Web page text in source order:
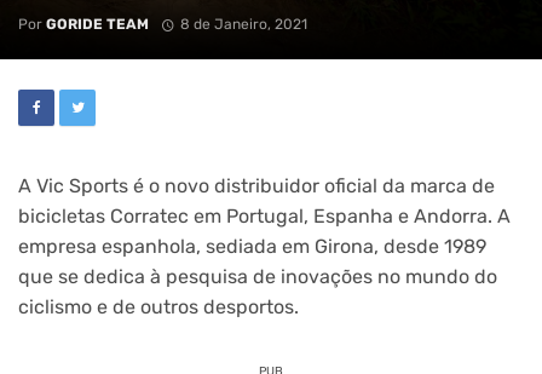
Por GORIDE TEAM 8 de Janeiro, 2021
A Vic Sports é o novo distribuidor oficial da marca de
bicicletas Corratec em Portugal, Espanha e Andorra. A
empresa espanhola, sediada em Girona, desde 1989
que se dedica à pesquisa de inovações no mundo do
ciclismo e de outros desportos.
PUB